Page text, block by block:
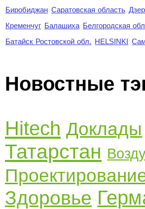
Биробиджан Саратовская область
Кременчуг Балашиха Белгородская
Батайск Ростовской обл. HELSINKI
Новостные
Hitech Доклады
Татарстан
Здоровье